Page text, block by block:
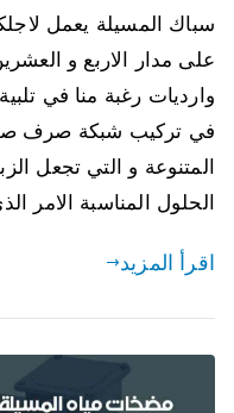
سباك المسيلة يعمل
على مدار الاربع و
وارديات رغبة منا في
في تركيب شبكة صرف
المتنوعة و التي تجعل
الحلول المناسبة الامر
اقرأ المزيد